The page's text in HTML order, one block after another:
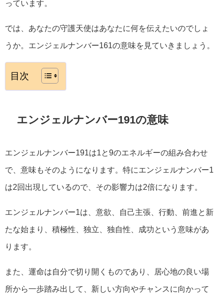
っています。
では、あなたの守護天使はあなたに何を伝えたいのでしょ
うか。エンジェルナンバー161の意味を見ていきましょう。
目次
エンジェルナンバー191の意味
エンジェルナンバー191は1と9のエネルギーの組み合わせ
で、意味もそのようになります。特にエンジェルナンバー1
は2回出現しているので、その影響力は2倍になります。
エンジェルナンバー1は、意欲、自己主張、行動、前進と新
たな始まり、積極性、独立、独自性、成功という意味があ
ります。
また、運命は自分で切り開くものであり、居心地の良い場
所から一歩踏み出して、新しい方向やチャンスに向かって